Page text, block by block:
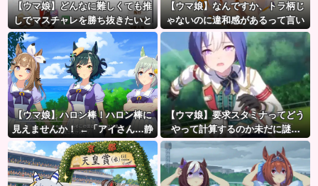
【ウマ娘】どんなに難しくても推
しでマスチャレを勝ち抜きたいと
か眩しすぎるだろ…
【ウマ娘】なんですか、トラ柄じ
ゃないのに違和感があるって言い
たいんですか？
【ウマ娘】ハロン棒！ハロン棒に
見えませんか！ ←「アイさん…静
かに…」
【ウマ娘】要求スタミナってどう
やって計算するのか未だに謎…